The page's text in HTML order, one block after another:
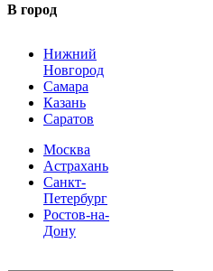
В город
Нижний
Новгород
Самара
Казань
Саратов
Москва
Астрахань
Санкт-
Петербург
Ростов-на-
Дону